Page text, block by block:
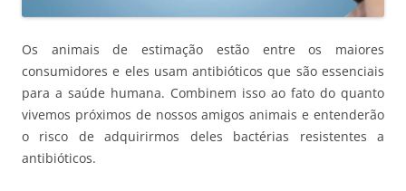
Os animais de estimação estão entre os maiores
consumidores e eles usam antibióticos que são essenciais
para a saúde humana. Combinem isso ao fato do quanto
vivemos próximos de nossos amigos animais e entenderão
o risco de adquirirmos deles bactérias resistentes a
antibióticos.